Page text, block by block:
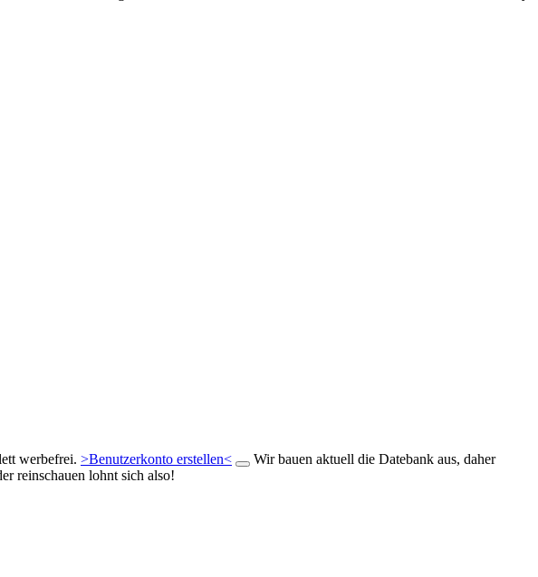
werbefrei. >Benutzerkonto erstellen<
Wir bauen aktuell die Datebank aus, daher
reinschauen lohnt sich also!